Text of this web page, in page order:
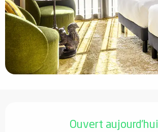
Ouvert aujourd'hui